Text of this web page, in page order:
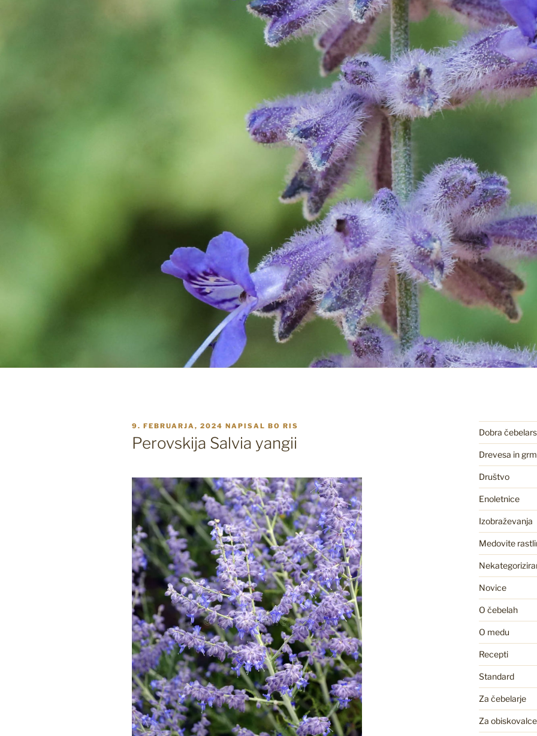
OBJAVLJENO
DNE
9. FEBRUARJA, 2024 NAPISAL BO RIS
Perovskija Salvia yangii
Dobra
Drevesa in
Društvo
Enoletnice
Izobraževanja
Medovite
Novice
O čebelah
O medu
Recepti
Standard
Za čebelarje
Za obiskovalce